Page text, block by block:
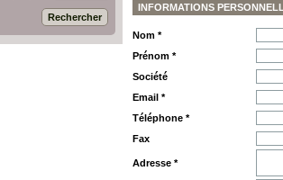
INFORMATIONS
Nom *
Prénom *
Société
Email *
Téléphone *
Fax
Adresse *